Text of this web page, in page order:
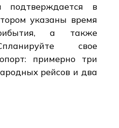
подтверждается в
указаны время
а также
свое
примерно три
рейсов и два